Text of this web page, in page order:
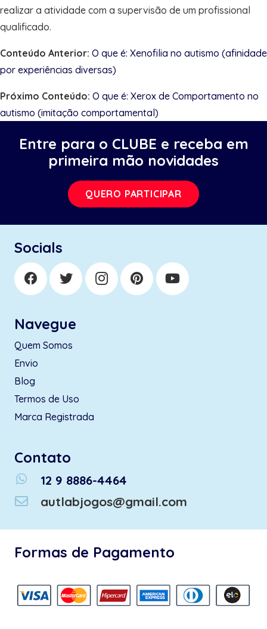
realizar a atividade com a supervisão de um profissional
qualificado.
Conteúdo Anterior: O que é: Xenofilia no autismo (afinidade
por experiências diversas)
Próximo Conteúdo: O que é: Xerox de Comportamento no
autismo (imitação comportamental)
Entre para o CLUBE e receba em
primeira mão novidades
QUERO PARTICIPAR
Socials
Navegue
Quem Somos
Envio
Blog
Termos de Uso
Marca Registrada
Contato
whatsapp
12 9 8886-4464
autlabjogos@gmail.com
Formas de Pagamento